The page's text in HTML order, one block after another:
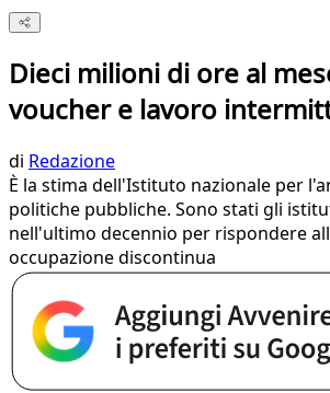
Dieci milioni di ore al
voucher e lavoro
di Redazione
È la stima dell'Istituto nazionale per
politiche pubbliche. Sono stati gli
nell'ultimo decennio per rispondere
occupazione discontinua